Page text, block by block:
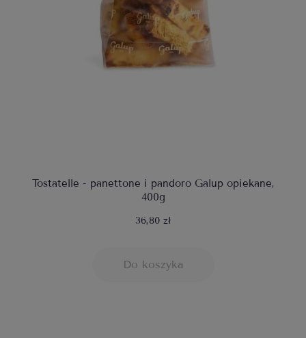
Tostatelle - panettone i pandoro Galup opiekane,
400g
36,80 zł
Do koszyka